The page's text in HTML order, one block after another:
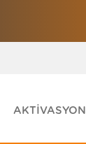
AKTİVASYON